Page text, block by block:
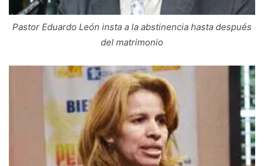
Pastor Eduardo León insta a la abstinencia hasta después
del matrimonio